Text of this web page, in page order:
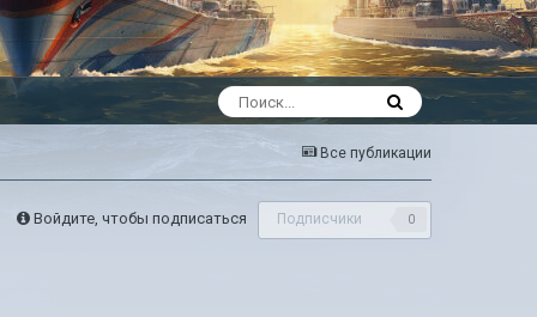
Все публикации
Войдите, чтобы подписаться Подписчики 0